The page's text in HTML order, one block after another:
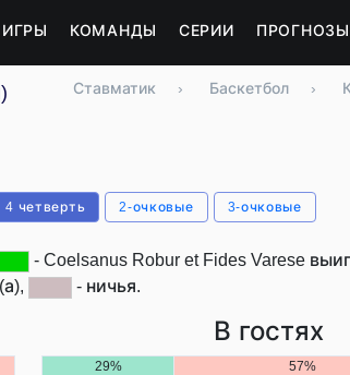
ИГРЫ КОМАНДЫ СЕРИИ ПРОГНОЗЫ
Ставматик › Баскетбол ›
4 четверть 2-очковые 3-очковые
- Coelsanus Robur et Fides Varese
- ничья.
В гостях
29% 57%